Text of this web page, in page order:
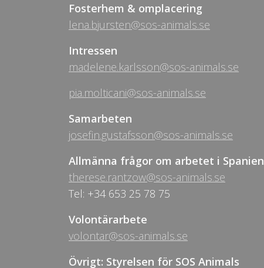
Fosterhem & omplacering
lena.bjursten@sos-animals.se
Intressen
madelene.karlsson@sos-animals.se
pia.molticani@sos-animals.se
Samarbeten
josefin.gustafsson@sos-animals.se
Allmänna frågor om arbetet i Spanien
therese.rantzow@sos-animals.se
Tel: +34 653 25 78 75
Volontärarbete
volontar@sos-animals.se
Övrigt: Styrelsen för SOS Animals